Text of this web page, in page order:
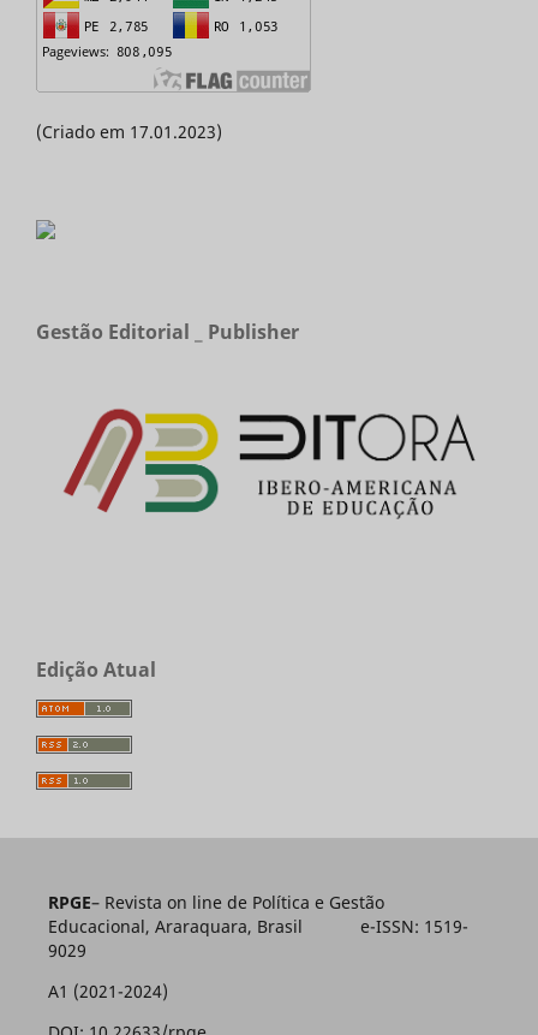
(Criado em 17.01.2023)
Gestão Editorial _ Publisher
Edição Atual
RPGE– Revista on line de Política e Gestão
Educacional, Araraquara, Brasil e-ISSN: 1519-
9029
A1 (2021-2024)